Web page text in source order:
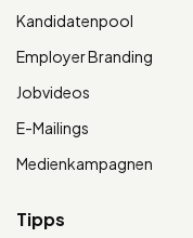
Kandidatenpool
Employer Branding
Jobvideos
E-Mailings
Medienkampagnen
Tipps